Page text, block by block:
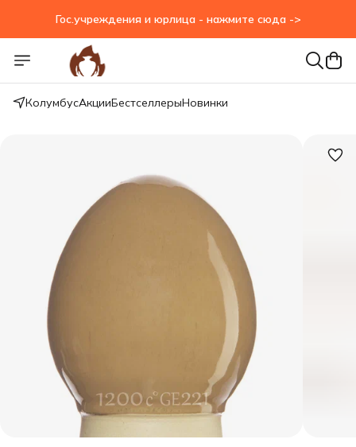
Гос.учреждения и юрлица - нажмите сюда ->
КолумбусАкцииБестселлерыНовинки